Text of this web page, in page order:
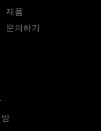
제품
문의하기